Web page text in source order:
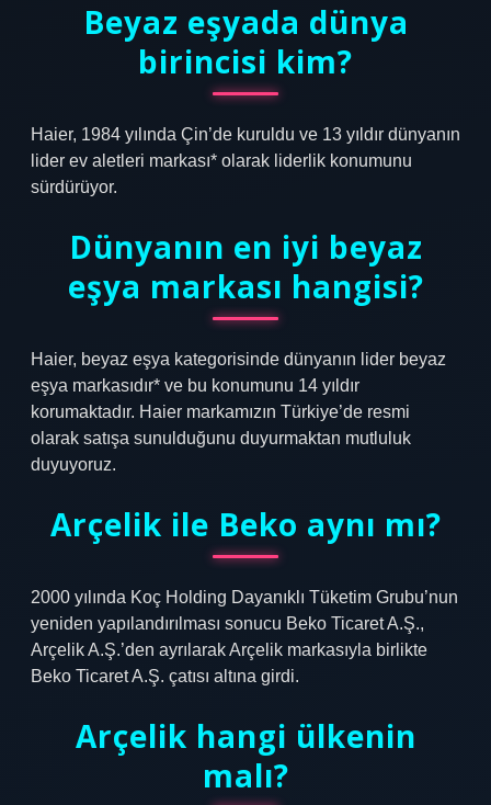
Beyaz eşyada dünya
birincisi kim?
Haier, 1984 yılında Çin’de kuruldu ve 13 yıldır dünyanın
lider ev aletleri markası* olarak liderlik konumunu
sürdürüyor.
Dünyanın en iyi beyaz
eşya markası hangisi?
Haier, beyaz eşya kategorisinde dünyanın lider beyaz
eşya markasıdır* ve bu konumunu 14 yıldır
korumaktadır. Haier markamızın Türkiye’de resmi
olarak satışa sunulduğunu duyurmaktan mutluluk
duyuyoruz.
Arçelik ile Beko aynı mı?
2000 yılında Koç Holding Dayanıklı Tüketim Grubu’nun
yeniden yapılandırılması sonucu Beko Ticaret A.Ş.,
Arçelik A.Ş.’den ayrılarak Arçelik markasıyla birlikte
Beko Ticaret A.Ş. çatısı altına girdi.
Arçelik hangi ülkenin
malı?